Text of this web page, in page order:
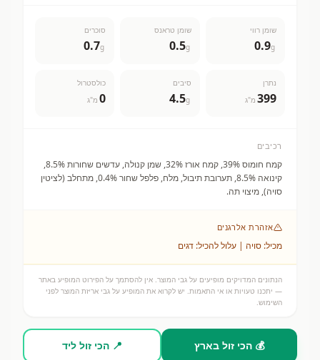
שומן רווי
0.9g
שומן טראנס
0.5g
סוכרים
0.7g
נתרן
399 מ"ג
סיבים
4.5g
כולסטרול
0 מ"ג
רכיבים
קמח חומוס 39%, קמח אורז 32%, שמן קנולה, עדשים שחורות 8.5%,
קינואה 8.5%, תערובת תיבול, מלח, פלפל שחור 0.4%, מתחלב (לציטין
סויה), מיצוי תה.
אזהרת אלרגנים
מכיל: סויה | עלול להכיל: דגים
הנתונים המדויקים מופיעים על גבי המוצר. אין להסתמך על הפירוט המופיע באתר
— יתכנו טעויות או אי התאמות. יש לקרוא את המופיע על גבי אריזת המוצר לפני
השימוש.
💰 הכי זול בארץ 📍 הכי זול ליד